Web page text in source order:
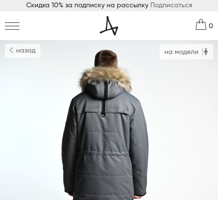
Скидка 10% за подписку на рассылку Подписаться
0
назад на модели